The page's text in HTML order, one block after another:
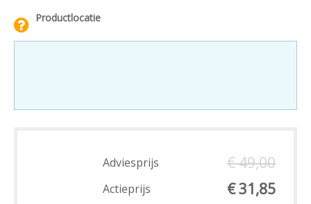
Productlocatie
Adviesprijs € 49,00
Actieprijs € 31,85